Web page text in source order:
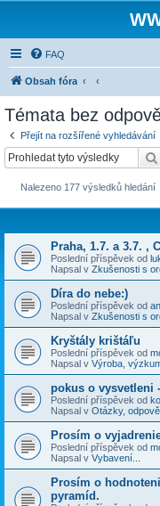
FAQ
Obsah fóra
Témata bez
Přejít na rozšířené vyhledávání
Nalezeno 177 výsledků hledání
Praha, 1.7. a 3.7. ,
Poslední příspěvek od
Napsal v Zkušenosti s
Díra do nebe:)
Poslední příspěvek od
Napsal v Zkušenosti s
Kryštály krištáľu
Poslední příspěvek od
Napsal v Výroba,
pokus o vysvetleni
Poslední příspěvek od
Napsal v Otázky,
Prosím o
Poslední příspěvek od
Napsal v Vybavení...
Prosím o
pyramíd.